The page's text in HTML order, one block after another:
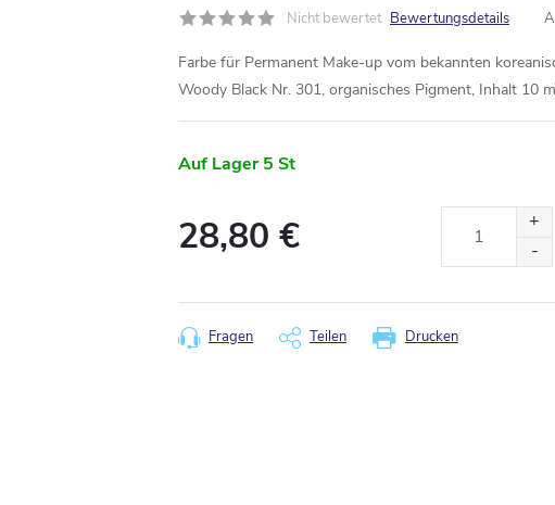
Nicht bewertet Bewertungsdetails
Farbe für Permanent Make-up vom bekannten
Woody Black Nr. 301, organisches Pigment, Inhalt 10
Auf Lager 5 St
28,80 €
Drucken
Fragen Teilen